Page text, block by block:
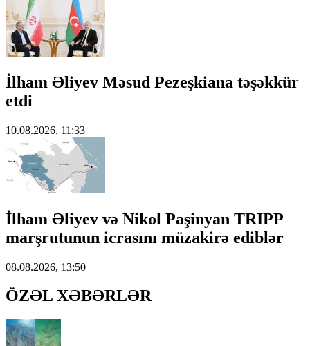
İlham Əliyev Məsud Pezeşkiana təşəkkür
etdi
10.08.2026, 11:33
İlham Əliyev və Nikol Paşinyan TRIPP
marşrutunun icrasını müzakirə ediblər
08.08.2026, 13:50
ÖZƏL XƏBƏRLƏR